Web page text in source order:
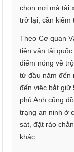
chọn nơi mà tài
trở lại, cần kiểm
Theo Cơ quan
tiện vận tải
điểm nóng về
từ đầu năm đến
đến việc bắt giữ
phủ Anh cũng
trạng an ninh ở
sát, đặt rào
khác.